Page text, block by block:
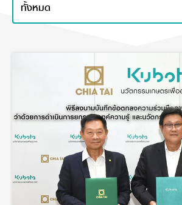
อุปกรณ์ต่อพ่วงแทรกเตอร์
รถเกี่ยวนวดข้าว
สินค้าอื่น ๆ
เครื่องจักรกลก่อสร้าง
อุปกรณ์ต่อพ่วงรถขุด
รถตักล้อยาง
สินค้านวัตกรรมการเกษตร
สาระความรู้
เครื่องจักรกลการเกษตร
ศูนย์จำหน่ายกล้าแผ่นฯ
ศูนย์จำหน่ายกล้าแผ่นคูโบต้า
สิ่งที่ผู้ลงทุนจะได้รับ
การลงทุนรายได้และจุดคุ้มทุน
วัสดุอุปกรณ์
ขั้นตอนการเข้าร่วมโครงการ
ติดต่อซื้อกล้าแผ่น
รู้จักสยามคูโบต้า
วิสัยทัศน์และนโยบาย
4 หัวใจหลักของธุรกิจ
มาตรฐานสู่ความเป็นผู้นำในเอเชีย
ธุรกิจต่างประเทศ
สมัครงานคูโบต้า
ตำแหน่งงานว่าง
นักศึกษาฝึกงาน
สวัสดิการพนักงาน
ข่าวและกิจกรรมที่แนะนำ
ข่าวสารองค์กร
ข่าวกิจกรรมเพื่อสังคม
ออนไลน์โชว์รูม
บริการหลังการขาย